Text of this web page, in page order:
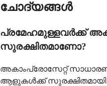
ചോദ്യങ്ങൾ
പ്രമേഹമുള്ളവർക്ക്
സുരക്ഷിതമാണോ?
അകാംപ്രോസേറ്റ്
ആളുകൾക്ക് സുരക്ഷിതമായി